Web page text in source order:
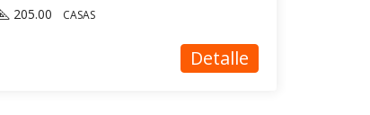
205.00 CASAS
Detalle